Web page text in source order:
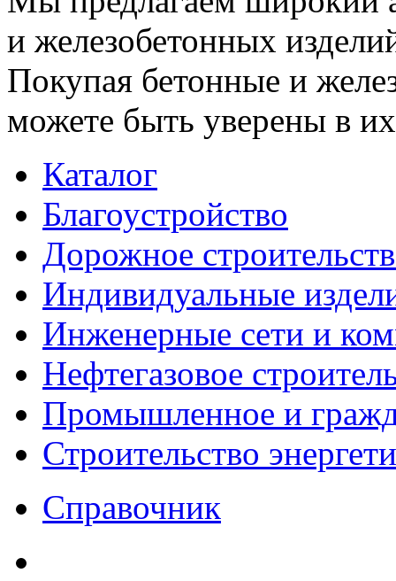
и железобетонных
Покупая бетонные и
можете быть уверены в их
Каталог
Благоустройство
Дорожное
Индивидуальные
Инженерные сети и
Нефтегазовое
Промышленное и
Строительство
Справочник